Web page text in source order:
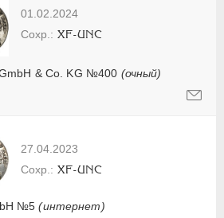
01.02.2024
& Co. KG №400 (очный)
XF-UNC
27.04.2023
№5(интернет)
XF-UNC